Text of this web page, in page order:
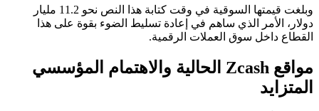
وبلغت قيمتها السوقية في وقت كتابة هذا النص نحو 11.2 مليار
دولار، الأمر الذي ساهم في إعادة تسليط الضوء بقوة على هذا
القطاع داخل سوق العملات الرقمية.
مواقع Zcash الحالية والاهتمام المؤسسي
المتزايد